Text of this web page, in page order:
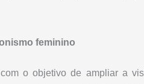
feminino
o objetivo de ampliar a